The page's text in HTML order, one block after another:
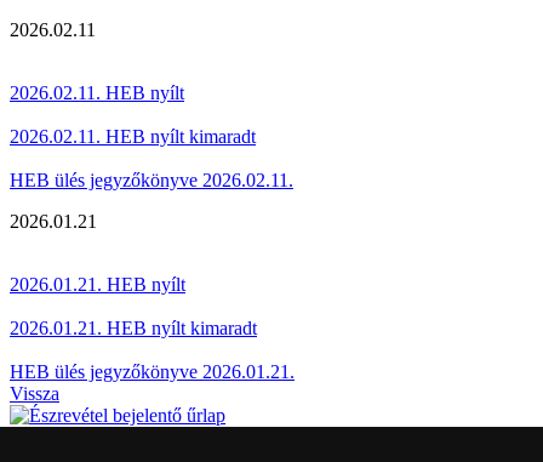
2026.02.11
2026.02.11. HEB nyílt
2026.02.11. HEB nyílt kimaradt
HEB ülés jegyzőkönyve 2026.02.11.
2026.01.21
2026.01.21. HEB nyílt
2026.01.21. HEB nyílt kimaradt
HEB ülés jegyzőkönyve 2026.01.21.
Vissza